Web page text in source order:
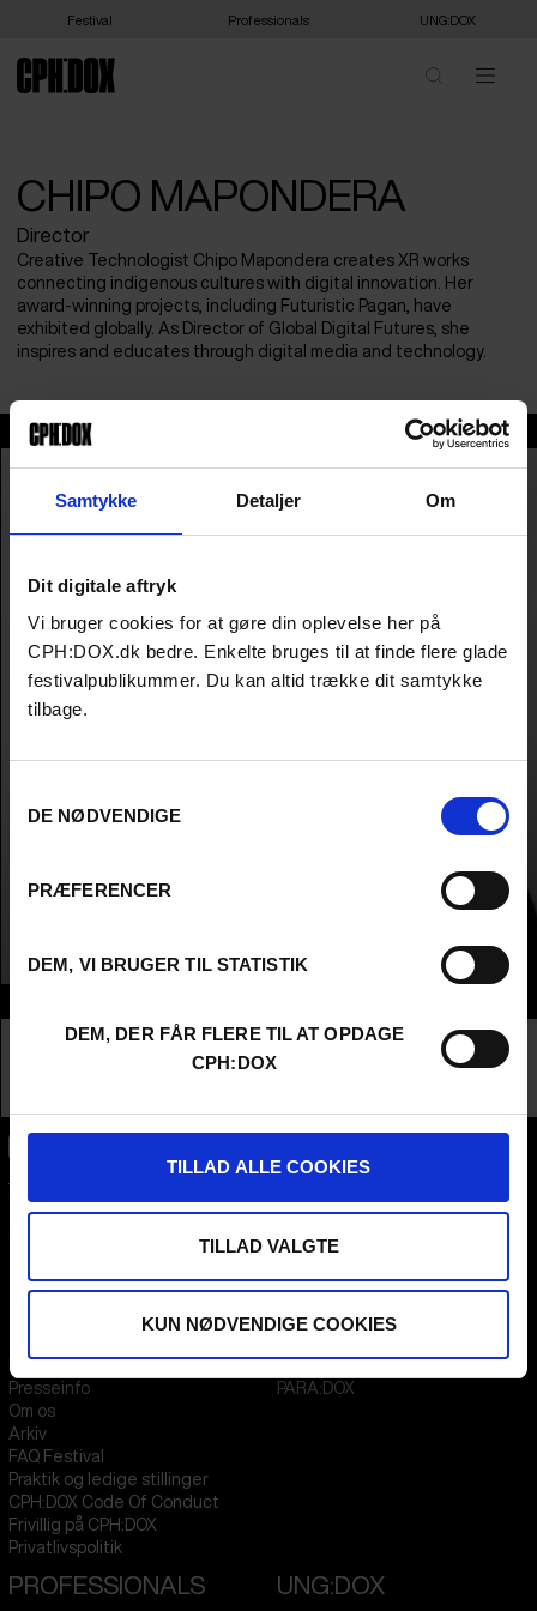
Samtykke Detaljer Om
Dit digitale aftryk
Vi bruger cookies for at gøre din oplevelse her på
CPH:DOX.dk bedre. Enkelte bruges til at finde flere glade
festivalpublikummer. Du kan altid trække dit samtykke
tilbage.
DE NØDVENDIGE
PRÆFERENCER
DEM, VI BRUGER TIL STATISTIK
DEM, DER FÅR FLERE TIL AT OPDAGE
CPH:DOX
TILLAD ALLE COOKIES
TILLAD VALGTE
KUN NØDVENDIGE COOKIES
Festival Professionals UNG:DOX
CHIPO MAPONDERA
Director
Creative Technologist Chipo Mapondera creates XR works
connecting indigenous cultures with digital innovation. Her
award-winning projects, including Futuristic Pagan, have
exhibited globally. As Director of Global Digital Futures, she
inspires and educates through digital media and technology.
Chipo Mapondera
Nationalitet
United Kingdom
Global Digital Futures LTD
Flæsketorvet 60, 3s
1711Copenhagen V
CVR31285569
FESTIVAL 2026 DA
Presseinfo
Om os
Arkiv
FAQ Festival
Praktik og ledige stillinger
CPH:DOX Code Of Conduct
Frivillig på CPH:DOX
Privatlivspolitik
STREAMING
PARA:DOX
PROFESSIONALS UNG:DOX